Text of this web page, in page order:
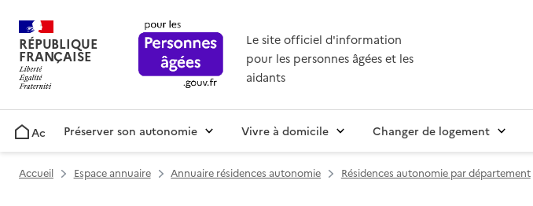
RÉPUBLIQUE
FRANÇAISE
Le site officiel d'information
pour les personnes âgées et les
aidants
AccueilPréserver son autonomie Vivre à domicile Changer de logement
Accueil Espace annuaire Annuaire résidences autonomie Résidences autonomie par département